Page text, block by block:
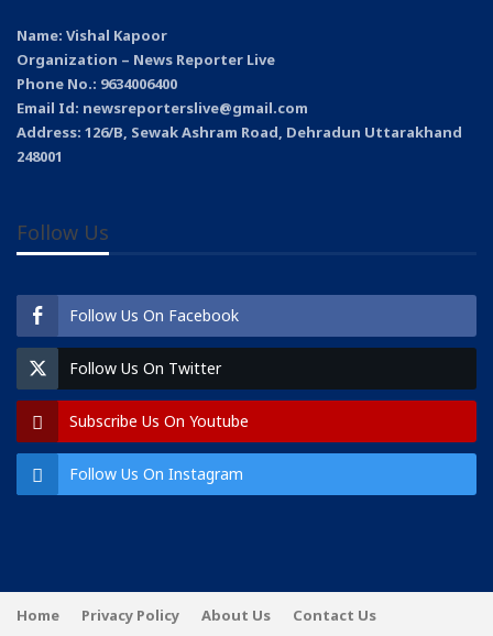
Name: Vishal Kapoor
Organization – News Reporter Live
Phone No.: 9634006400
Email Id: newsreporterslive@gmail.com
Address: 126/B, Sewak Ashram Road, Dehradun Uttarakhand
248001
Follow Us
Follow Us On Facebook
Follow Us On Twitter
Subscribe Us On Youtube
Follow Us On Instagram
Home Privacy Policy About Us Contact Us